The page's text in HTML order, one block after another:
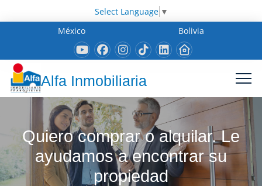
Select Language ▼
México
Bolivia
Alfa Inmobiliaria
Quiero comprar o alquilar. Le
ayudamos a encontrar su
propiedad